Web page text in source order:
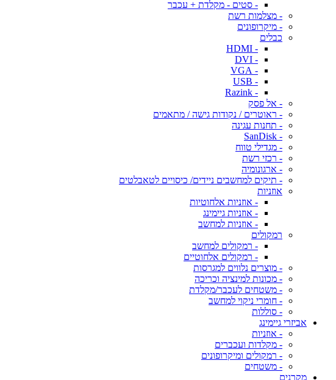
- סטים - מקלדת + עכבר
- מצלמות רשת
- מיקרופונים
כבלים
- HDMI
- DVI
- VGA
- USB
- Razink
- אל פסק
- ראוטרים / נקודות גישה / מתאמים
- תחנות עגינה
- SanDisk
- מגדילי טווח
- רכזי רשת
- ארגונומיה
- תיקים למחשבים ניידים/ כיסויים לטאבלטים
אוזניות
- אוזניות אלחוטיות
- אוזניות גיימינג
- אוזניות למחשב
רמקולים
- רמקולים למחשב
- רמקולים אלחוטיים
- מוצרים נלווים למגרסות
- מכונות למינציה וכריכה
- משטחים לעכבר/מקלדת
- חומרי ניקוי למחשב
- סוללות
אביזרי גיימינג
- אוזניות
- מקלדות ועכברים
- רמקולים ומיקרופונים
- משטחים
מקרנים